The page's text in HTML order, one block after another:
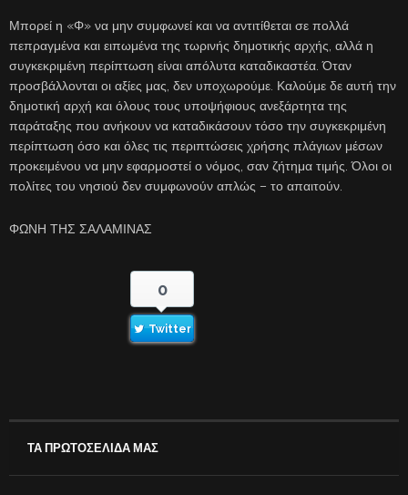
Μπορεί η «Φ» να μην συμφωνεί και να αντιτίθεται σε πολλά
πεπραγμένα και ειπωμένα της τωρινής δημοτικής αρχής, αλλά η
συγκεκριμένη περίπτωση είναι απόλυτα καταδικαστέα. Όταν
προσβάλλονται οι αξίες μας, δεν υποχωρούμε. Καλούμε δε αυτή την
δημοτική αρχή και όλους τους υποψήφιους ανεξάρτητα της
παράταξης που ανήκουν να καταδικάσουν τόσο την συγκεκριμένη
περίπτωση όσο και όλες τις περιπτώσεις χρήσης πλάγιων μέσων
προκειμένου να μην εφαρμοστεί ο νόμος, σαν ζήτημα τιμής. Όλοι οι
πολίτες του νησιού δεν συμφωνούν απλώς – το απαιτούν.
ΦΩΝΗ ΤΗΣ ΣΑΛΑΜΙΝΑΣ
0
Twitter
ΤΑ ΠΡΩΤΟΣΕΛΙΔΑ ΜΑΣ